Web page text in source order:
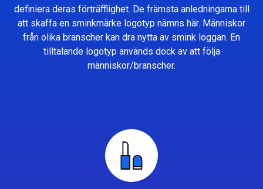
definiera deras förträfflighet. De främsta anledningarna till
att skaffa en sminkmärke logotyp nämns här. Människor
från olika branscher kan dra nytta av smink loggan. En
tilltalande logotyp används dock av att följa
människor/branscher.